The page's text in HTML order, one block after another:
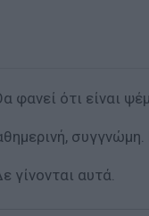
φανεί ότι είναι
γίνονται αυτά.